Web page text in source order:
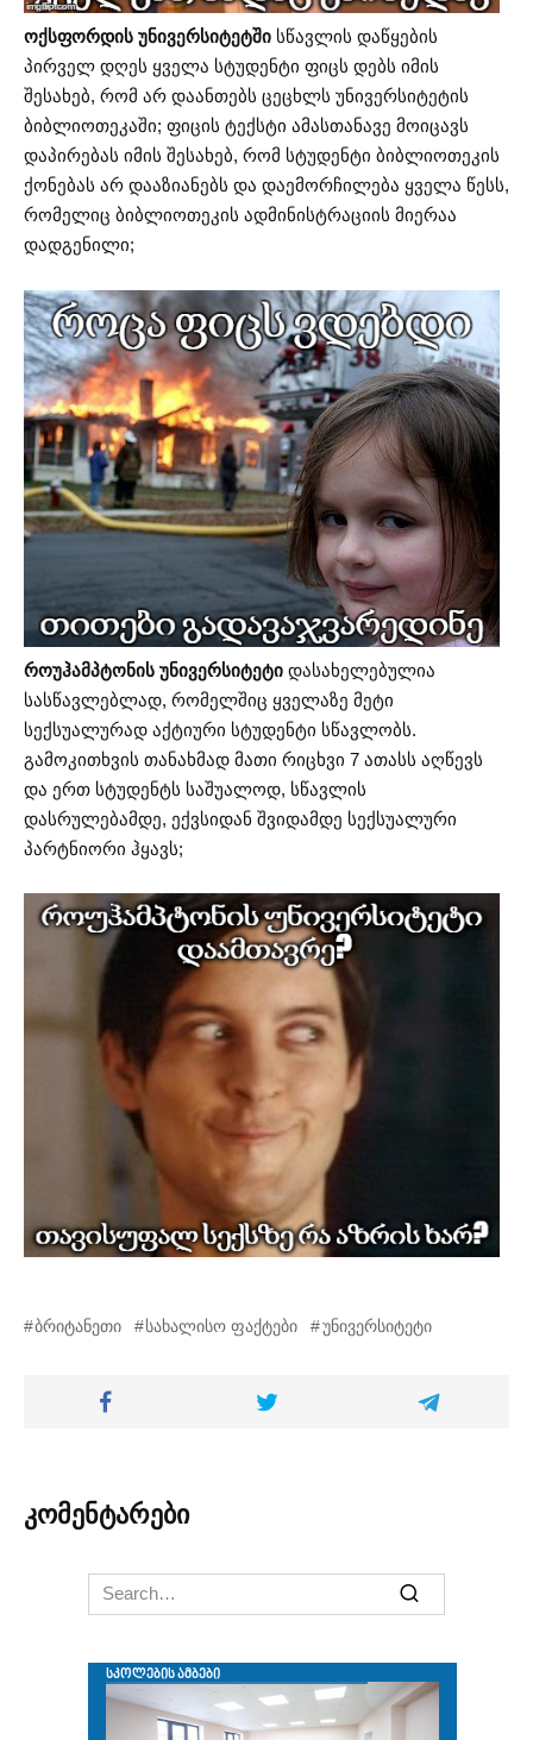
ოქსფორდის უნივერსიტეტში სწავლის დაწყების
პირველ დღეს ყველა სტუდენტი ფიცს დებს იმის
შესახებ, რომ არ დაანთებს ცეცხლს უნივერსიტეტის
ბიბლიოთეკაში; ფიცის ტექსტი ამასთანავე მოიცავს
დაპირებას იმის შესახებ, რომ სტუდენტი ბიბლიოთეკის
ქონებას არ დააზიანებს და დაემორჩილება ყველა წესს,
რომელიც ბიბლიოთეკის ადმინისტრაციის მიერაა
დადგენილი;
როუჰამპტონის უნივერსიტეტი დასახელებულია
სასწავლებლად, რომელშიც ყველაზე მეტი
სექსუალურად აქტიური სტუდენტი სწავლობს.
გამოკითხვის თანახმად მათი რიცხვი 7 ათასს აღწევს
და ერთ სტუდენტს საშუალოდ, სწავლის
დასრულებამდე, ექვსიდან შვიდამდე სექსუალური
პარტნიორი ჰყავს;
ბრიტანეთი სახალისო ფაქტები უნივერსიტეტი
კომენტარები
Search
for: